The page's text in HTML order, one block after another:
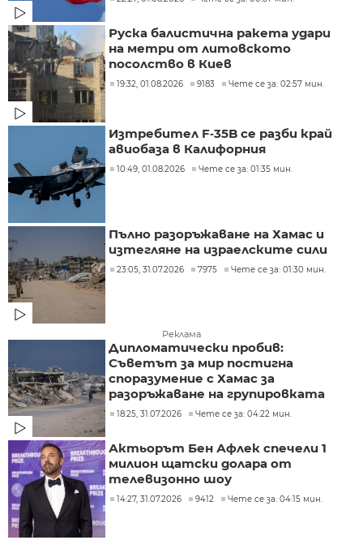
Руска балистична ракета удари
на метри от литовското
посолство в Киев
19:32, 01.08.2026 9183 Чете се за: 02:57 мин.
Изтребител F‑35B се разби край
авиобаза в Калифорния
10:49, 01.08.2026 Чете се за: 01:35 мин.
Пълно разоръжаване на Хамас и
изтегляне на израелските сили
23:05, 31.07.2026 7975 Чете се за: 01:30 мин.
Реклама
Дипломатически пробив:
Съветът за мир постигна
споразумение с Хамас за
разоръжаване на групировката
18:25, 31.07.2026 Чете се за: 04:22 мин.
Актьорът Бен Афлек спечели 1
милион щатски долара от
телевизонно шоу
14:27, 31.07.2026 9412 Чете се за: 04:15 мин.